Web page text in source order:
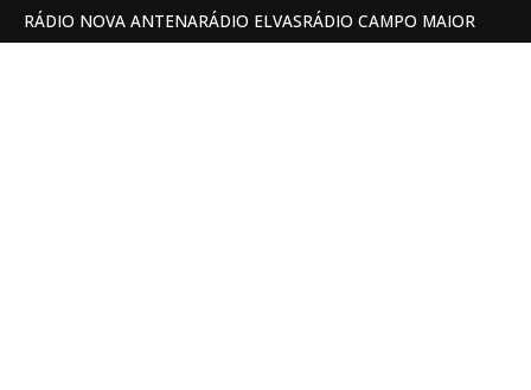
RÁDIO NOVA ANTENARÁDIO ELVASRÁDIO CAMPO MAIOR